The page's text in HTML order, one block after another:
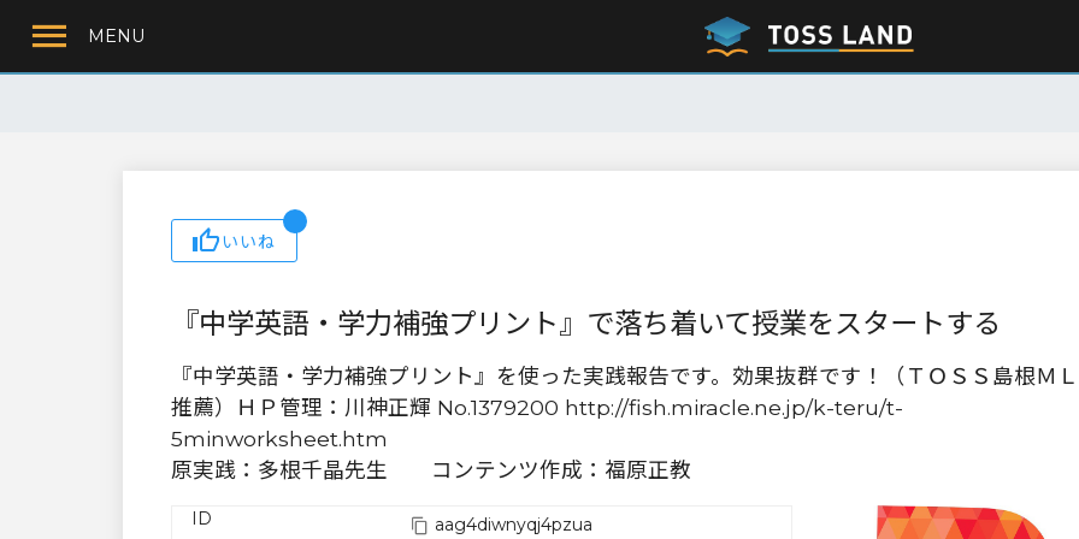
MENU
いいね
『中学英語・学力補強プリント』で落ち着いて授業をスタートする
『中学英語・学力補強プリント』を使った実践報告です。効果抜群です！（ＴＯＳＳ島根ＭＬ
推薦）ＨＰ管理：川神正輝 No.1379200 http://fish.miracle.ne.jp/k-teru/t-
5minworksheet.htm
原実践：多根千晶先生 コンテンツ作成：福原正教
ID aag4diwnyqj4pzua